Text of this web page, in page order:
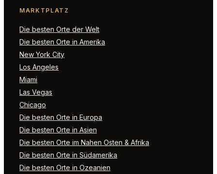
MARKTPLATZ
Die besten Orte der Welt
Die besten Orte in Amerika
New York City
Los Angeles
Miami
Las Vegas
Chicago
Die besten Orte in Europa
Die besten Orte in Asien
Die besten Orte im Nahen Osten & Afrika
Die besten Orte in Südamerika
Die besten Orte in Ozeanien